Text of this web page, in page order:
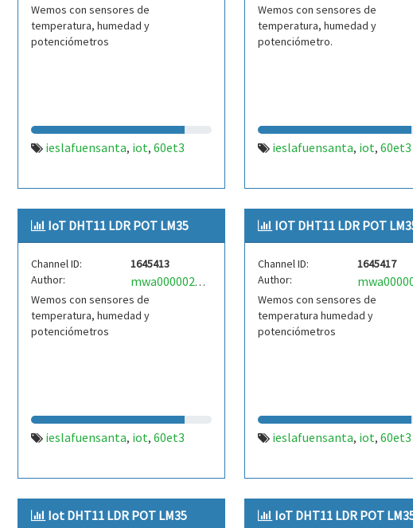
Wemos con sensores de
temperatura, humedad y
potenciómetros
ieslafuensanta, iot, 60et3
Wemos con sensores de
temperatura, humedad y
potenciómetro.
ieslafuensanta, iot, 60et3
IoT DHT11 LDR POT LM35
Channel ID:
1645413
Author:
mwa0000025484626
Wemos con sensores de
temperatura, humedad y
potenciómetros
ieslafuensanta, iot, 60et3
IOT DHT11 LDR POT
Channel ID:
1645417
Author:
Wemos con sensores de
temperatura humedad y
potenciómetros
ieslafuensanta, iot, 60et3
Iot DHT11 LDR POT LM35 IoT DHT11 LDR POT